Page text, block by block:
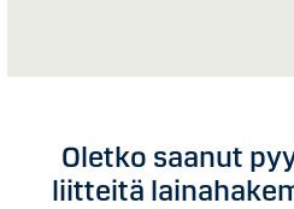
Oletko saanut
liitteitä